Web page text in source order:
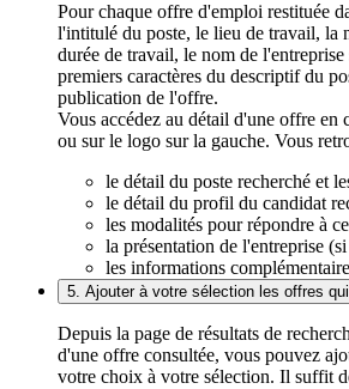
Pour chaque offre d'emploi restituée
l'intitulé du poste, le lieu de travail, la
durée de travail, le nom de
premiers caractères du descriptif du
publication de l'offre.
Vous accédez au détail d'une offre en
ou sur le logo sur la gauche. Vous
le détail du poste recherché et
le détail du profil du candidat
les modalités pour répondre à
la présentation de l'entreprise
les informations
5. Ajouter à votre sélection les offres
Depuis la page de résultats de
d'une offre consultée, vous pouvez
votre choix à votre sélection. Il suffit